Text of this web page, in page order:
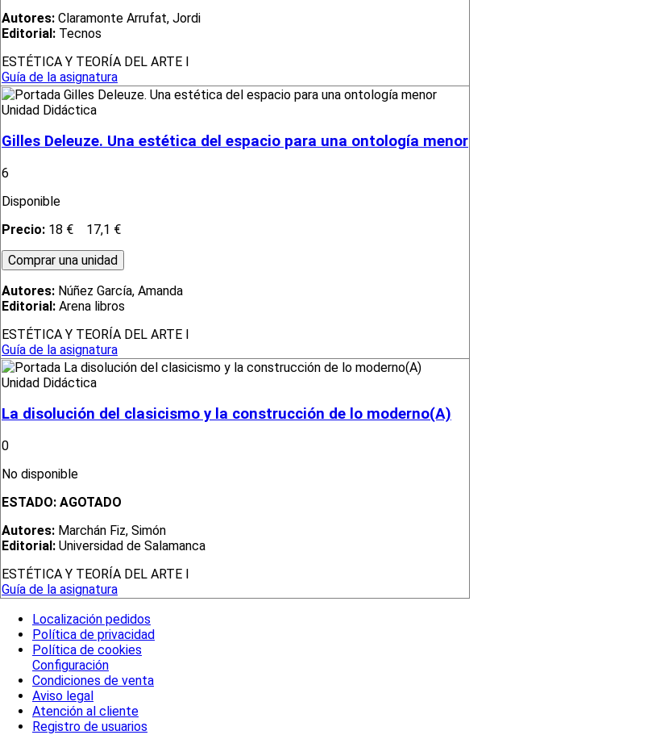
Autores: Claramonte Arrufat, Jordi
Editorial: Tecnos
ESTÉTICA Y TEORÍA DEL ARTE I
Guía de la asignatura
Unidad Didáctica
Gilles Deleuze. Una estética del espacio para una ontología menor
6
Disponible
Precio: 18 € 17,1 €
Autores: Núñez García, Amanda
Editorial: Arena libros
ESTÉTICA Y TEORÍA DEL ARTE I
Guía de la asignatura
Unidad Didáctica
La disolución del clasicismo y la construcción de lo moderno(A)
0
No disponible
ESTADO: AGOTADO
Autores: Marchán Fiz, Simón
Editorial: Universidad de Salamanca
ESTÉTICA Y TEORÍA DEL ARTE I
Guía de la asignatura
Localización pedidos
Política de privacidad
Política de cookies
Configuración
Condiciones de venta
Aviso legal
Atención al cliente
Registro de usuarios